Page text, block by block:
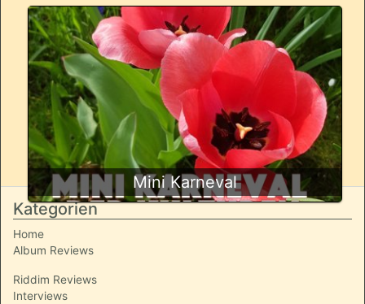
Mini Karneval
Kategorien
Home
Album Reviews
Riddim Reviews
Interviews